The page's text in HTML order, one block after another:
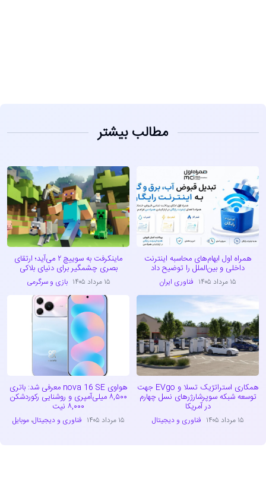
مطالب بیشتر
همراه اول ابهام‌های محاسبه اینترنت
داخلی و بین‌الملل را توضیح داد
۱۵ مرداد ۱۴۰۵ فناوری ایران
ماینکرفت به سوییچ ۲ می‌آید؛ ارتقای
بصری چشمگیر برای دنیای بلاکی
۱۵ مرداد ۱۴۰۵ بازی و سرگرمی
همکاری استراتژیک تسلا و EVgo جهت
توسعه شبکه سوپرشارژرهای نسل چهارم
در آمریکا
۱۵ مرداد ۱۴۰۵ فناوری و دیجیتال
هواوی nova 16 SE معرفی شد: باتری
۸,۵۰۰ میلی‌آمپری و روشنایی رکوردشکن
۸,۰۰۰ نیت
۱۵ مرداد ۱۴۰۵ فناوری و دیجیتال،موبایل